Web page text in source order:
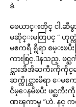
ခဲ.
ဖေယာင္းတိုင္ ငါ.
မဆိုင္းမတြပင္ “ ဟုတ္
မဧကရီ ရွိရာ စမ္းၿ
ကားစြင္.ေနသည္. ဖ
င္သားအိအိႀကီးကိုကို
ဆက္ကိုင္ထားမိရာ ေ
ငိမ္ေနမိၿပီး ဖင္ႀကီး
ဏၾကာမွ “ဟဲ. နင္